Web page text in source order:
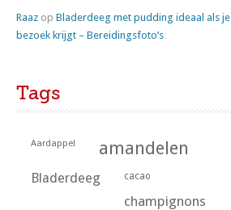
Raaz op Bladerdeeg met pudding ideaal als je
bezoek krijgt – Bereidingsfoto’s
Tags
Aardappel amandelen
Bladerdeeg cacao
champignons